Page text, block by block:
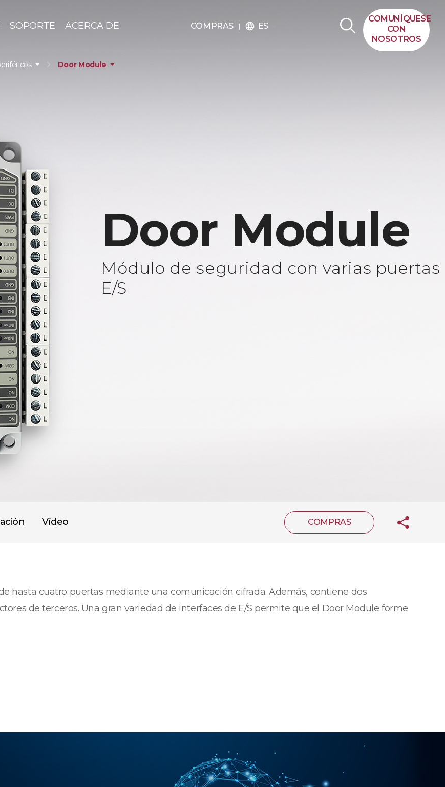
SOPORTE ACERCA DE COMPRAS language ES
COMUNÍQUESE
CON
NOSOTROS
Door Module
Módulo de seguridad con varias puertas
E/S
Door Module
Vídeo COMPRAS
hasta cuatro puertas mediante una comunicación cifrada. Además, contiene dos
de terceros. Una gran variedad de interfaces de E/S permite que el Door Module forme